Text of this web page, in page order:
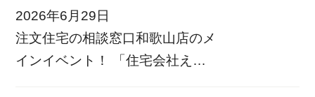
先日、Ｔ様邸の上棟式に立ち
会わせていただきました
家づ
くりのご相談では、ご希望やライ
2026年6月29日
注文住宅の相談窓口和歌山店のメ
インイベント！ 「住宅会社えら